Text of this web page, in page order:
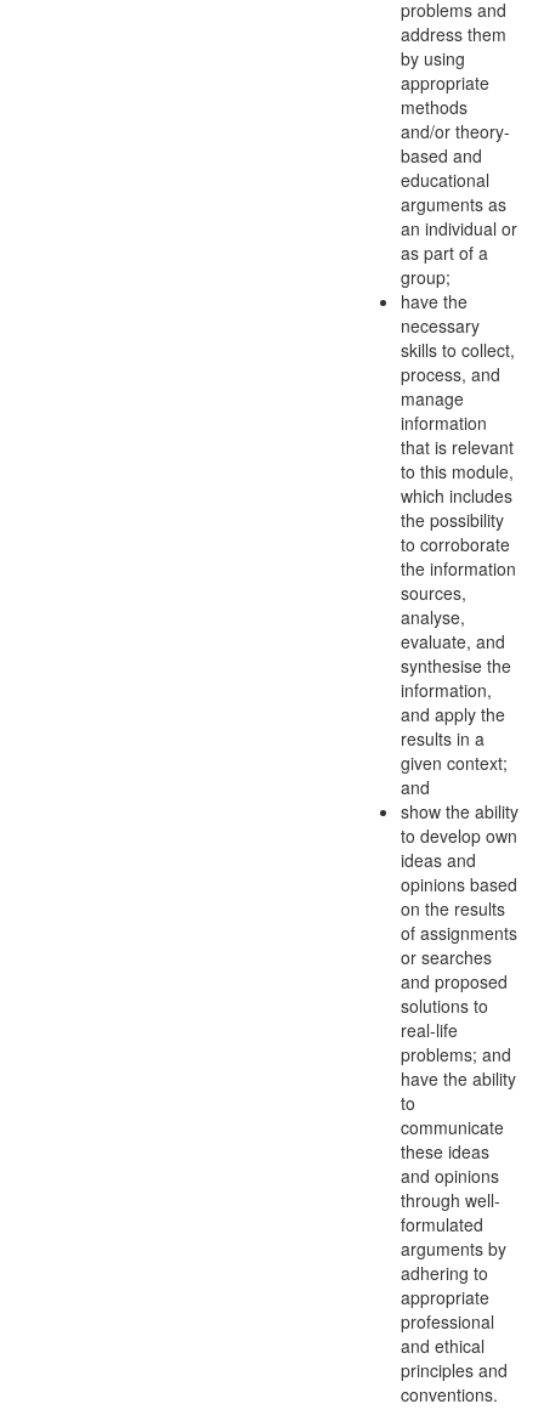
problems and
address them
by using
appropriate
methods
and/or theory-
based and
educational
arguments as
an individual or
as part of a
group;
have the
necessary
skills to collect,
process, and
manage
information
that is relevant
to this module,
which includes
the possibility
to corroborate
the information
sources,
analyse,
evaluate, and
synthesise the
information,
and apply the
results in a
given context;
and
show the ability
to develop own
ideas and
opinions based
on the results
of assignments
or searches
and proposed
solutions to
real-life
problems; and
have the ability
to
communicate
these ideas
and opinions
through well-
formulated
arguments by
adhering to
appropriate
professional
and ethical
principles and
conventions.